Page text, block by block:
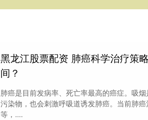
黑龙江股票配资 肺癌科学治疗策
间？
肺癌是目前发病率、死亡率最高的癌症。吸
污染物，也会刺激呼吸道诱发肺癌。当前肺
等，....